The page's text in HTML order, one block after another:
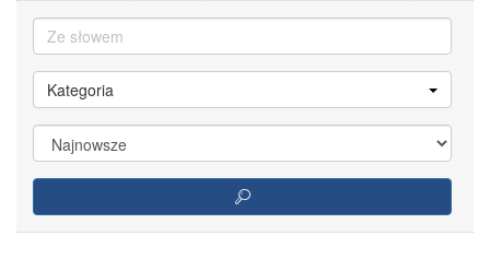
Kategoria